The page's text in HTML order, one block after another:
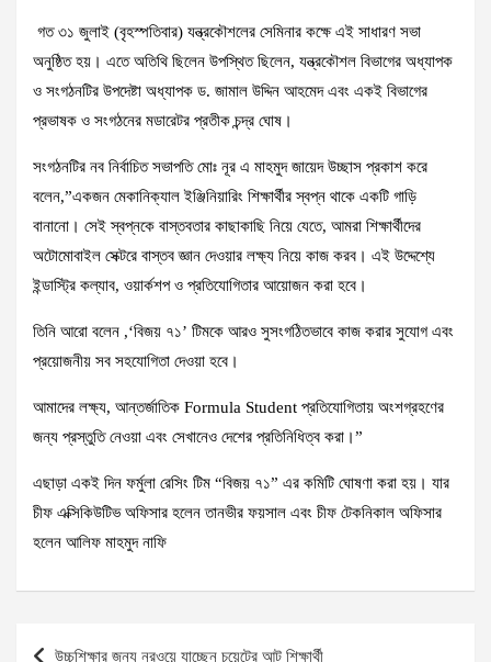
গত ৩১ জুলাই (বৃহস্পতিবার) যন্ত্রকৌশলের সেমিনার কক্ষে এই সাধারণ সভা
অনুষ্ঠিত হয়। এতে অতিথি ছিলেন উপস্থিত ছিলেন, যন্ত্রকৌশল বিভাগের অধ্যাপক
ও সংগঠনটির উপদেষ্টা অধ্যাপক ড. জামাল উদ্দিন আহমেদ এবং একই বিভাগের
প্রভাষক ও সংগঠনের মডারেটর প্রতীক চন্দ্র ঘোষ।
সংগঠনটির নব নির্বাচিত সভাপতি মোঃ নূর এ মাহমুদ জায়েদ উচ্ছাস প্রকাশ করে
বলেন,”একজন মেকানিক্যাল ইঞ্জিনিয়ারিং শিক্ষার্থীর স্বপ্ন থাকে একটি গাড়ি
বানানো। সেই স্বপ্নকে বাস্তবতার কাছাকাছি নিয়ে যেতে, আমরা শিক্ষার্থীদের
অটোমোবাইল সেক্টরে বাস্তব জ্ঞান দেওয়ার লক্ষ্য নিয়ে কাজ করব। এই উদ্দেশ্যে
ইন্ডাস্ট্রি কল্যাব, ওয়ার্কশপ ও প্রতিযোগিতার আয়োজন করা হবে।
তিনি আরো বলেন ,‘বিজয় ৭১’ টিমকে আরও সুসংগঠিতভাবে কাজ করার সুযোগ এবং
প্রয়োজনীয় সব সহযোগিতা দেওয়া হবে।
আমাদের লক্ষ্য, আন্তর্জাতিক Formula Student প্রতিযোগিতায় অংশগ্রহণের
জন্য প্রস্তুতি নেওয়া এবং সেখানেও দেশের প্রতিনিধিত্ব করা।”
এছাড়া একই দিন ফর্মুলা রেসিং টিম “বিজয় ৭১” এর কমিটি ঘোষণা করা হয়। যার
চীফ এক্সিকিউটিভ অফিসার হলেন তানভীর ফয়সাল এবং চীফ টেকনিকাল অফিসার
হলেন আলিফ মাহমুদ নাফি
উচ্চশিক্ষার জন্য নরওয়ে যাচ্ছেন চুয়েটের আট শিক্ষার্থী